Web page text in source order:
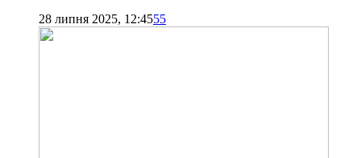
28 липня 2025, 12:4555